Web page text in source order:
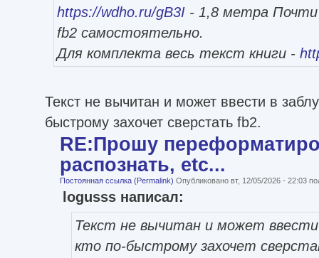
https://wdho.ru/gB3I- 1,8 метра
fb2 самостоятельно.
Для комплекта весь текст книги -
Текст не вычитан и может ввести в
быстрому захочет сверстать fb2.
RE:Прошу
распознать, etc...
Постоянная ссылка (Permalink) Опубликовано вт, 12/05/2026 - 22:03
logusss написал:
Текст не вычитан и может
кто по-быстрому захочет